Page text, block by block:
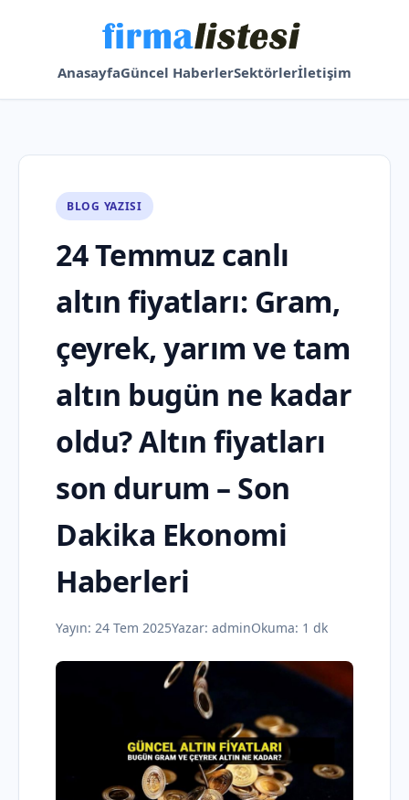
AnasayfaGüncel HaberlerSektörlerİletişim
BLOG YAZISI
24 Temmuz canlı
altın fiyatları: Gram,
çeyrek, yarım ve tam
altın bugün ne kadar
oldu? Altın fiyatları
son durum – Son
Dakika Ekonomi
Haberleri
Yayın: 24 Tem 2025Yazar: adminOkuma: 1 dk